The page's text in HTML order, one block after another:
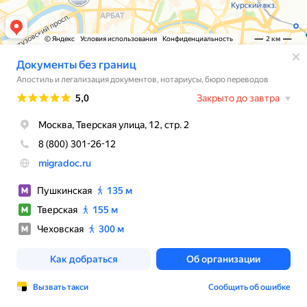
© Яндекс Условия использования Конфиденциальность 2 км
Документы без границ
Апостиль и легализация документов, нотариусы, бюро переводов
Рейтинг
5,0 Закрыто до завтра
Москва, Тверская улица, 12, стр. 2
8 (800) 301-26-12
migradoc.ru
Пушкинская
135 м
Тверская
155 м
Чеховская
300 м
Как добраться Об организации
Вызвать такси Сообщить об ошибке